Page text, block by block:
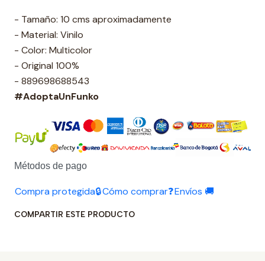
- Tamaño: 10 cms aproximadamente
- Material: Vinilo
- Color: Multicolor
- Original 100%
- 889698688543
#AdoptaUnFunko
Métodos de pago
Compra protegida🔒Cómo comprar❓Envíos 🚚
COMPARTIR ESTE PRODUCTO